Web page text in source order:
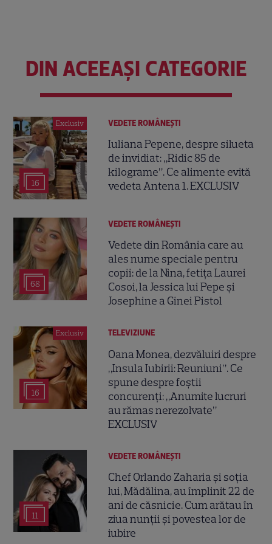
DIN ACEEAȘI CATEGORIE
Exclusiv
16
VEDETE ROMÂNEŞTI
Iuliana Pepene, despre silueta
de invidiat: „Ridic 85 de
kilograme”. Ce alimente evită
vedeta Antena 1. EXCLUSIV
68
VEDETE ROMÂNEŞTI
Vedete din România care au
ales nume speciale pentru
copii: de la Nina, fetița Laurei
Cosoi, la Jessica lui Pepe și
Josephine a Ginei Pistol
Exclusiv
16
TELEVIZIUNE
Oana Monea, dezvăluiri despre
„Insula Iubirii: Reuniuni”. Ce
spune despre foștii
concurenți: „Anumite lucruri
au rămas nerezolvate”
EXCLUSIV
11
VEDETE ROMÂNEŞTI
Chef Orlando Zaharia și soția
lui, Mădălina, au împlinit 22 de
ani de căsnicie. Cum arătau în
ziua nunții și povestea lor de
iubire